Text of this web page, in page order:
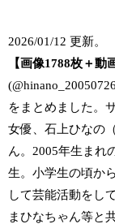
2026/01/12 更新。
【画像1788枚＋動
をまとめました。
女優、石上ひなの
ん。2005年生まれ
生。小学生の頃か
して芸能活動をし
まひなちゃん等と